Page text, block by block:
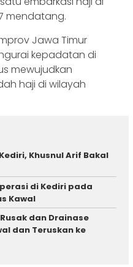
mendatang.
Jawa Timur
kepadatan di
mewujudkan
haji di wilayah
Khusnul Arif Bakal
di Kediri pada
Kawal
dan Drainase
dan Teruskan ke